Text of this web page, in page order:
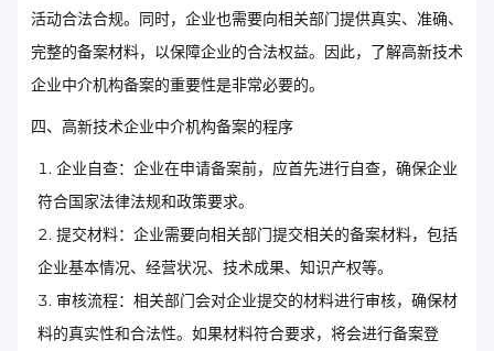
活动合法合规。同时，企业也需要向相关部门提供真实、准确、
完整的备案材料，以保障企业的合法权益。因此，了解高新技术
企业中介机构备案的重要性是非常必要的。
四、高新技术企业中介机构备案的程序
企业自查：企业在申请备案前，应首先进行自查，确保企业
符合国家法律法规和政策要求。
提交材料：企业需要向相关部门提交相关的备案材料，包括
企业基本情况、经营状况、技术成果、知识产权等。
审核流程：相关部门会对企业提交的材料进行审核，确保材
料的真实性和合法性。如果材料符合要求，将会进行备案登